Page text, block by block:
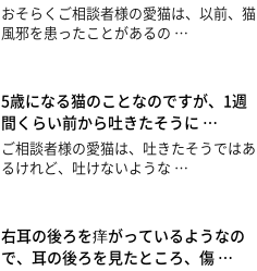
おそらくご相談者様の愛猫は、以前、猫
風邪を患ったことがあるの …
5歳になる猫のことなのですが、1週
間くらい前から吐きたそうに …
ご相談者様の愛猫は、吐きたそうではあ
るけれど、吐けないような …
右耳の後ろを痒がっているようなの
で、耳の後ろを見たところ、傷 …